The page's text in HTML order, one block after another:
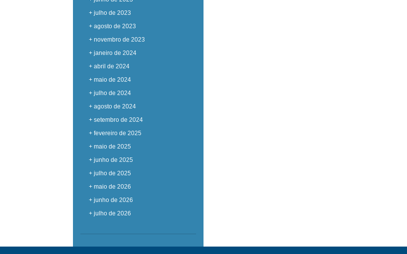
+ julho de 2023
+ agosto de 2023
+ novembro de 2023
+ janeiro de 2024
+ abril de 2024
+ maio de 2024
+ julho de 2024
+ agosto de 2024
+ setembro de 2024
+ fevereiro de 2025
+ maio de 2025
+ junho de 2025
+ julho de 2025
+ maio de 2026
+ junho de 2026
+ julho de 2026